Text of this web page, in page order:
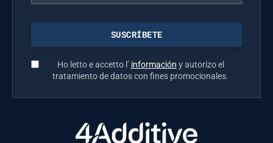
Ho letto e accetto l’ información y autorizo el
tratamiento de datos con fines promocionales.